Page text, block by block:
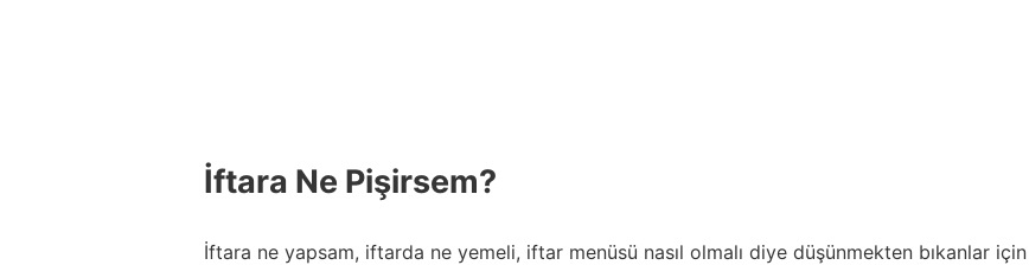
İftara Ne Pişirsem?
İftara ne yapsam, iftarda ne yemeli, iftar menüsü nasıl olmalı diye düşünmekten bıkanlar için